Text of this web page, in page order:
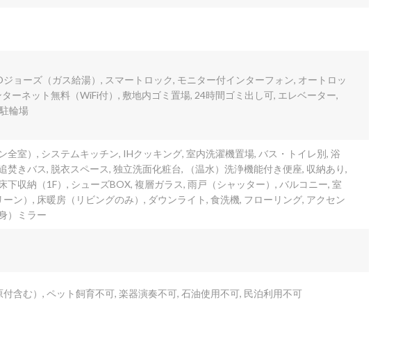
ジョーズ（ガス給湯）, スマートロック, モニター付インターフォン, オートロッ
ターネット無料（WiFi付）, 敷地内ゴミ置場, 24時間ゴミ出し可, エレベーター,
輪場
全室）, システムキッチン, IHクッキング, 室内洗濯機置場, バス・トイレ別, 浴
焚きバス, 脱衣スペース, 独立洗面化粧台, （温水）洗浄機能付き便座, 収納あり,
下収納（1F）, シューズBOX, 複層ガラス, 雨戸（シャッター）, バルコニー, 室
ン）, 床暖房（リビングのみ）, ダウンライト, 食洗機, フローリング, アクセン
）ミラー
含む）, ペット飼育不可, 楽器演奏不可, 石油使用不可, 民泊利用不可